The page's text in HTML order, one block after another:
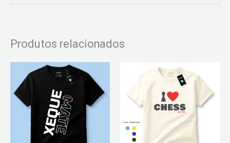
Produtos relacionados
Este
produto
tem
várias
variantes.
As
Este
produto
tem
várias
variantes.
As